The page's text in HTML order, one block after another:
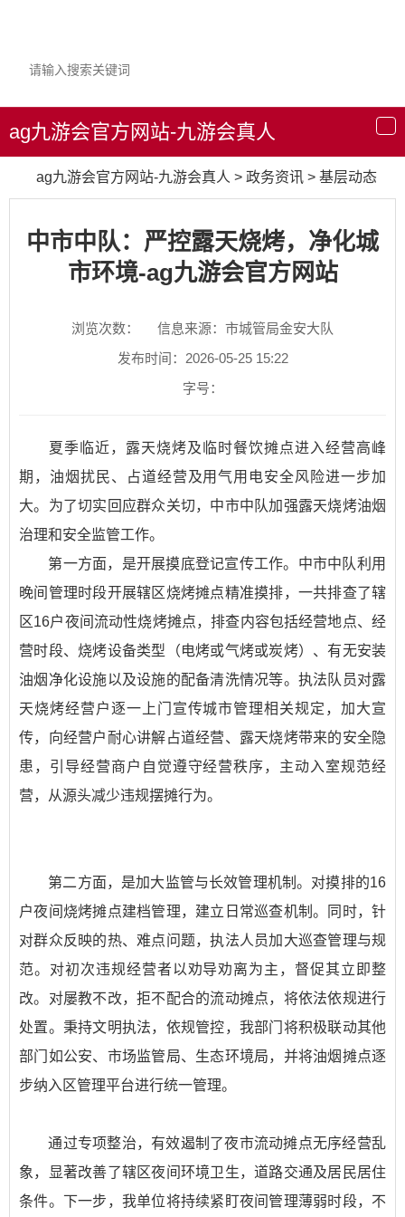
导
航
ag九游会官方网站-九游会真人
ag九游会官方网站-九游会真人 > 政务资讯 > 基层动态
中市中队：严控露天烧烤，净化城
市环境-ag九游会官方网站
浏览次数：
信息来源：市城管局金安大队
发布时间：2026-05-25 15:22
字号：
夏季临近，露天烧烤及临时餐饮摊点进入经营高峰
期，油烟扰民、占道经营及用气用电安全风险进一步加
大。为了切实回应群众关切，中市中队加强露天烧烤油烟
治理和安全监管工作。
第一方面，是开展摸底登记宣传工作。中市中队利用
晚间管理时段开展辖区烧烤摊点精准摸排，一共排查了辖
区16户夜间流动性烧烤摊点，排查内容包括经营地点、经
营时段、烧烤设备类型（电烤或气烤或炭烤）、有无安装
油烟净化设施以及设施的配备清洗情况等。执法队员对露
天烧烤经营户逐一上门宣传城市管理相关规定，加大宣
传，向经营户耐心讲解占道经营、露天烧烤带来的安全隐
患，引导经营商户自觉遵守经营秩序，主动入室规范经
营，从源头减少违规摆摊行为。
第二方面，是加大监管与长效管理机制。对摸排的16
户夜间烧烤摊点建档管理，建立日常巡查机制。同时，针
对群众反映的热、难点问题，执法人员加大巡查管理与规
范。对初次违规经营者以劝导劝离为主，督促其立即整
改。对屡教不改，拒不配合的流动摊点，将依法依规进行
处置。秉持文明执法，依规管控，我部门将积极联动其他
部门如公安、市场监管局、生态环境局，并将油烟摊点逐
步纳入区管理平台进行统一管理。
通过专项整治，有效遏制了夜市流动摊点无序经营乱
象，显著改善了辖区夜间环境卫生，道路交通及居民居住
条件。下一步，我单位将持续紧盯夜间管理薄弱时段，不